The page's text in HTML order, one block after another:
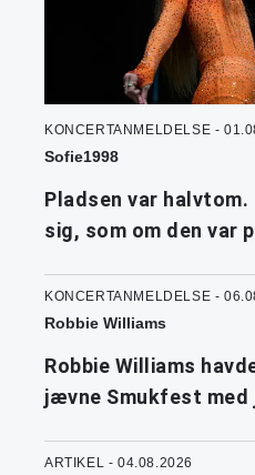
KONCERTANMELDELSE -
Sofie1998
Pladsen var
sig, som om den var
KONCERTANMELDELSE -
Robbie Williams
Robbie Williams
jævne Smukfest med
ARTIKEL - 04.08.2026